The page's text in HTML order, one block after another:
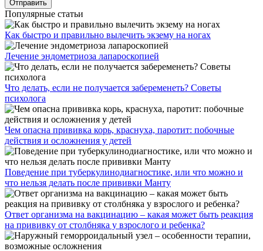
Популярные статьи
Как быстро и правильно вылечить экзему на ногах
Лечение эндометриоза лапароскопией
Что делать, если не получается забеременеть? Советы
психолога
Чем опасна прививка корь, краснуха, паротит: побочные
действия и осложнения у детей
Поведение при туберкулинодиагностике, или что можно и
что нельзя делать после прививки Манту
Ответ организма на вакцинацию – какая может быть реакция
на прививку от столбняка у взрослого и ребенка?